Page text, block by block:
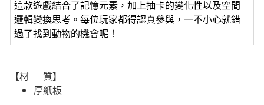
這款遊戲結合了記憶元素，加上抽卡的變化性以及空間
邏輯變換思考。每位玩家都得認真參與，一不小心就錯
過了找到動物的機會呢！
【材 質】
厚紙板